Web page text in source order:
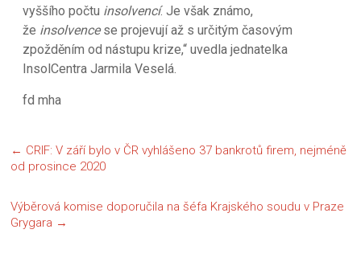
vyššího počtu insolvencí. Je však známo,
že insolvencese projevují až s určitým časovým
zpožděním od nástupu krize,“ uvedla jednatelka
InsolCentra Jarmila Veselá.
fd mha
← CRIF: V září bylo v ČR vyhlášeno 37 bankrotů firem, nejméně
od prosince 2020
Výběrová komise doporučila na šéfa Krajského soudu v Praze
Grygara →